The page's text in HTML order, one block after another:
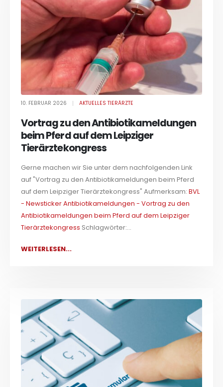
10. FEBRUAR 2026 AKTUELLES TIERÄRZTE
Vortrag zu den Antibiotikameldungen
beim Pferd auf dem Leipziger
Tierärztekongress
Gerne machen wir Sie unter dem nachfolgenden Link
auf "Vortrag zu den Antibiotikameldungen beim Pferd
auf dem Leipziger Tierärztekongress" Aufmerksam:BVL
- Newsticker Antibiotikameldungen - Vortrag zu den
Antibiotikameldungen beim Pferd auf dem Leipziger
Tierärztekongress Schlagwörter:...
WEITERLESEN...